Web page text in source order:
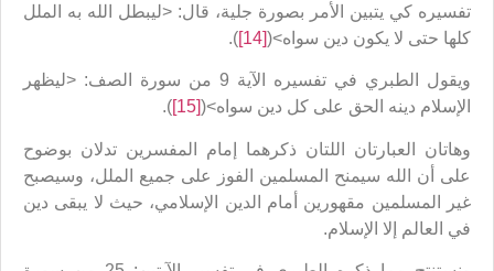
تفسيره كي يتبين الأمر بصورة جلية، قال: <ليبطل الله به الملل
كلها حتى لا يكون دين سواه>([14]
).
ويقول الطبري في تفسيره الآية 9 من سورة الصف: <ليظهر
الإسلام دينه الحق على كل دين سواه>([15]
).
وهاتان العبارتان اللتان ذكرهما إمام المفسرين تدلان بوضوح
على أن الله سيمنح المسلمين الفوز على جميع الملل، وسيصبح
غير المسلمين مقهورين أمام الدين الإسلامي، حيث لا يبقى دين
في العالم إلا الإسلام.